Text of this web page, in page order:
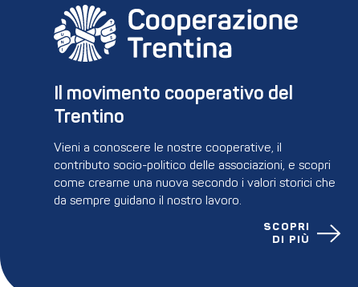
Il movimento cooperativo del
Trentino
Vieni a conoscere le nostre cooperative, il
contributo socio-politico delle associazioni, e scopri
come crearne una nuova secondo i valori storici che
da sempre guidano il nostro lavoro.
SCOPRI
DI PIÙ